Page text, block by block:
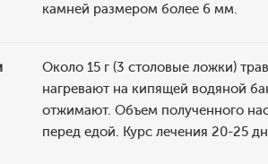
камней размером более 6 мм.
Около 15 г (3 столовые ложки)
нагревают на кипящей водяной
отжимают. Объем полученного
перед едой. Курс лечения 20-25